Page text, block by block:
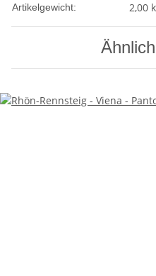
Artikelgewicht: 2,00